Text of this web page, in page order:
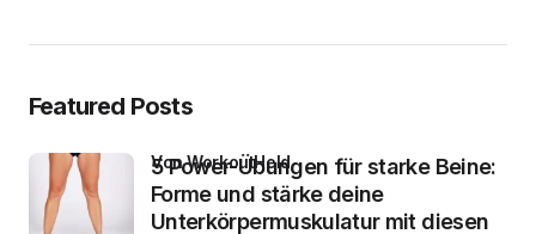
Featured Posts
5 Power-Übungen für starke Beine:
Forme und stärke deine
Unterkörpermuskulatur mit diesen
von WorkoutHeld